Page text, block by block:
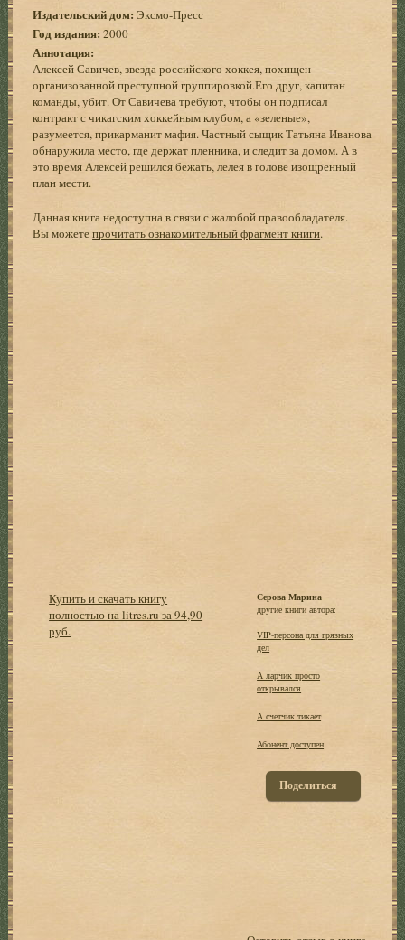
Издательский дом: Эксмо-Пресс
Год издания: 2000
Аннотация:
Алексей Савичев, звезда российского хоккея, похищен
организованной преступной группировкой.Его друг, капитан
команды, убит. От Савичева требуют, чтобы он подписал
контракт с чикагским хоккейным клубом, а «зеленые»,
разумеется, прикарманит мафия. Частный сыщик Татьяна Иванова
обнаружила место, где держат пленника, и следит за домом. А в
это время Алексей решился бежать, лелея в голове изощренный
план мести.
Данная книга недоступна в связи с жалобой правообладателя.
Вы можетепрочитать ознакомительный фрагмент книги.
Купить и скачать книгу
полностью на litres.ru за 94,90
руб.
Серова Марина
другие книги автора:
VIP-персона для грязных
дел
А ларчик просто
открывался
А счетчик тикает
Абонент доступен
Поделиться